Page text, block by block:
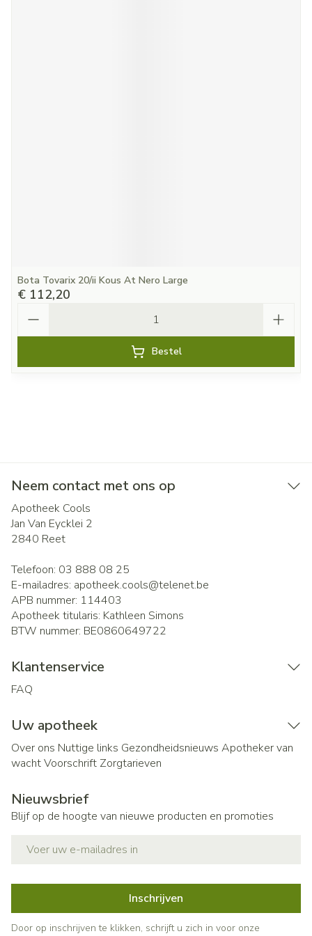
Bota Tovarix 20/ii Kous At Nero Large
€ 112,20
Bestel
Neem contact met ons op
Apotheek Cools
Jan Van Eycklei 2
2840 Reet
Telefoon: 03 888 08 25
E-mailadres: apotheek.cools@telenet.be
APB nummer: 114403
Apotheek titularis: Kathleen Simons
BTW nummer: BE0860649722
Klantenservice
FAQ
Uw apotheek
Over ons Nuttige links Gezondheidsnieuws Apotheker van
wachtVoorschrift Zorgtarieven
Nieuwsbrief
Blijf op de hoogte van nieuwe producten en promoties
Inschrijven
Door op inschrijven te klikken, schrijft u zich in voor onze